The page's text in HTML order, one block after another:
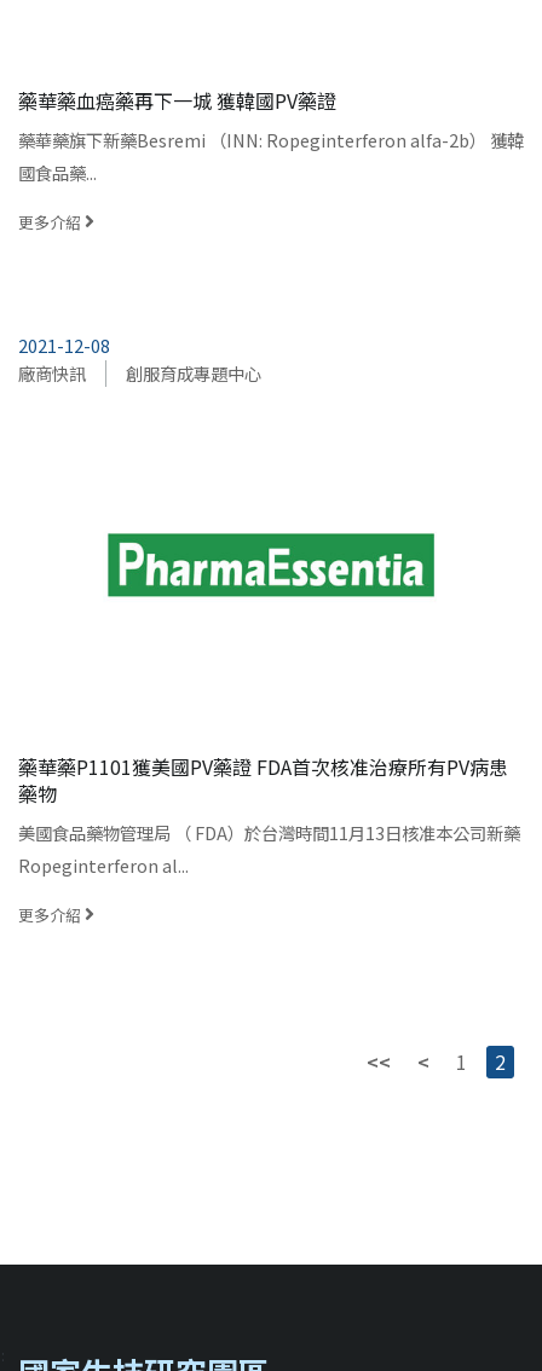
藥華藥血癌藥再下一城 獲韓國PV藥證
藥華藥旗下新藥Besremi （INN: Ropeginterferon alfa-2b） 獲韓
國食品藥...
更多介紹
2021-12-08
廠商快訊
創服育成專題中心
藥華藥P1101獲美國PV藥證 FDA首次核准治療所有PV病患
藥物
美國食品藥物管理局 （ FDA）於台灣時間11月13日核准本公司新藥
Ropeginterferon al...
更多介紹
<< < 1 2